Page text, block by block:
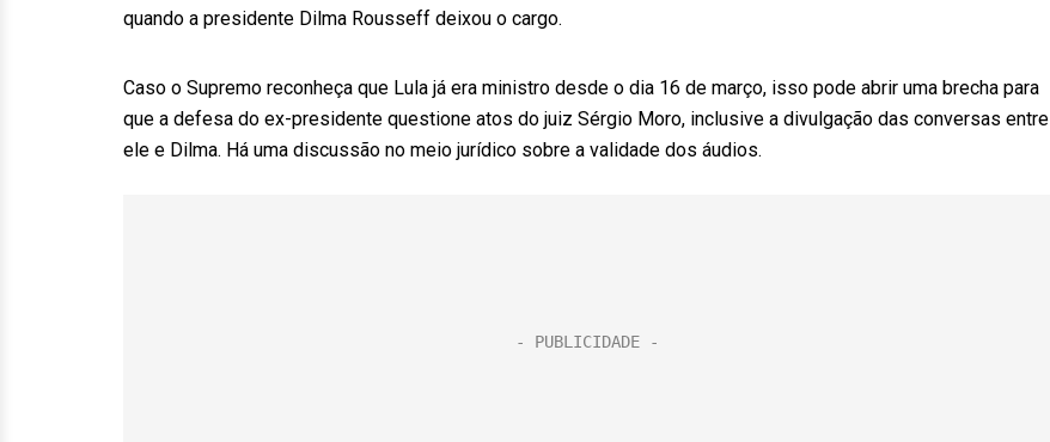
quando a presidente Dilma Rousseff deixou o cargo.
Caso o Supremo reconheça que Lula já era ministro desde o dia 16 de março, isso pode abrir uma brecha para
que a defesa do ex-presidente questione atos do juiz Sérgio Moro, inclusive a divulgação das conversas entre
ele e Dilma. Há uma discussão no meio jurídico sobre a validade dos áudios.